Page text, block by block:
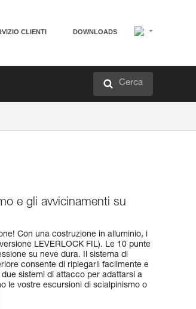
CLIENTI DOWNLOADS
Cerca
e gli avvicinamenti su
Con una costruzione in alluminio, i
LEVERLOCK FIL). Le 10 punte
su neve dura. Il sistema di
consente di ripiegarli facilmente e
due sistemi di attacco per adattarsi a
le vostre escursioni di scialpinismo o